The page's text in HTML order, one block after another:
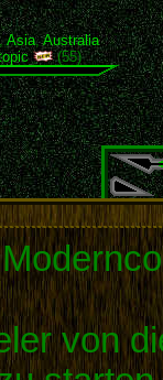
Asia,Australia
(55)
von